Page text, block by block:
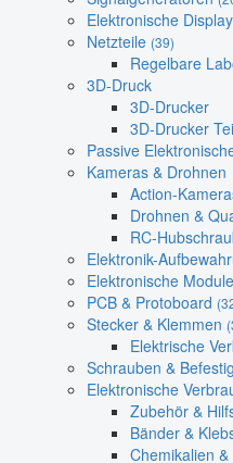
Elektronische
Netzteile (39)
Regelbare
3D-Druck
3D-Drucker
3D-Drucker
Passive
Kameras & Drohnen
Action-
Drohnen &
RC-
Elektronik-
Elektronische
PCB & Protoboard
Stecker & Klemmen
Elektrische
Schrauben &
Elektronische
Zubehör &
Bänder &
Chemikalien